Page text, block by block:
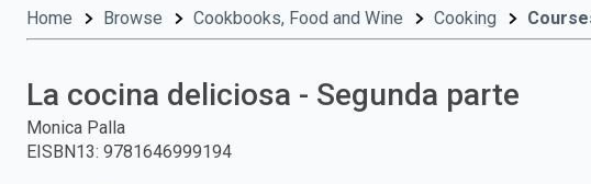
Home Browse Cookbooks, Food and Wine Cooking
La cocina deliciosa - Segunda parte
Monica Palla
EISBN13: 9781646999194